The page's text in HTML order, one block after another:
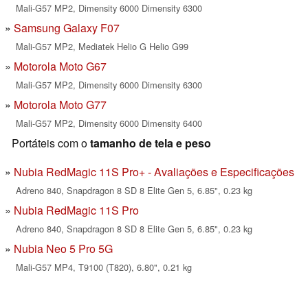
Mali-G57 MP2, Dimensity 6000 Dimensity 6300
Samsung Galaxy F07
Mali-G57 MP2, Mediatek Helio G Helio G99
Motorola Moto G67
Mali-G57 MP2, Dimensity 6000 Dimensity 6300
Motorola Moto G77
Mali-G57 MP2, Dimensity 6000 Dimensity 6400
Portáteis com otamanho de tela e peso
Nubia RedMagic 11S Pro+ - Avaliações e Especificações
Adreno 840, Snapdragon 8 SD 8 Elite Gen 5, 6.85", 0.23 kg
Nubia RedMagic 11S Pro
Adreno 840, Snapdragon 8 SD 8 Elite Gen 5, 6.85", 0.23 kg
Nubia Neo 5 Pro 5G
Mali-G57 MP4, T9100 (T820), 6.80", 0.21 kg